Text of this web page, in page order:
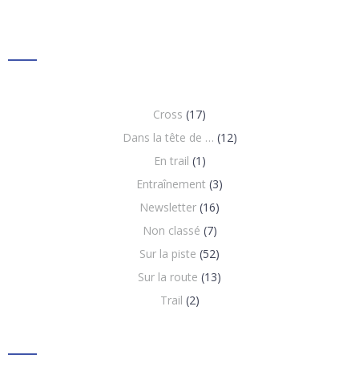
Cross (17)
Dans la tête de … (12)
En trail (1)
Entraînement (3)
Newsletter (16)
Non classé (7)
Sur la piste (52)
Sur la route (13)
Trail (2)